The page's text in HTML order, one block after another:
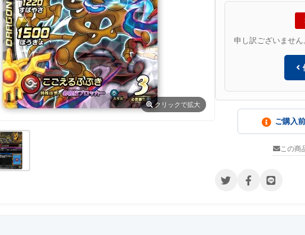
クリック で拡大
申し訳ございません
ご購入
この商